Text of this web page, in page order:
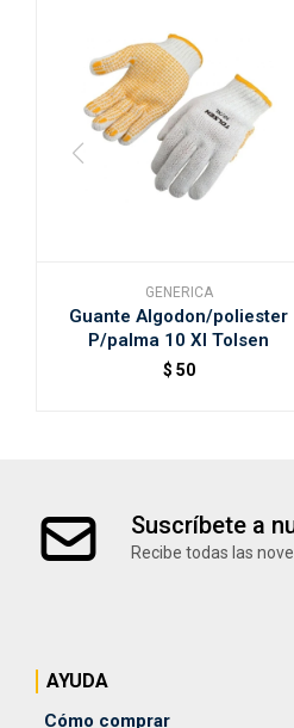
GENERICA
Guante Algodon/poliester
P/palma 10 Xl Tolsen
$ 50
Suscríbete a
Recibe todas las
AYUDA
Cómo comprar